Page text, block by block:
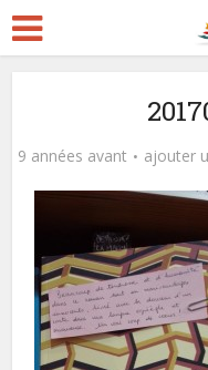
9 années avant ajouter